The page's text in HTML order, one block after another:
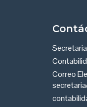
Correo